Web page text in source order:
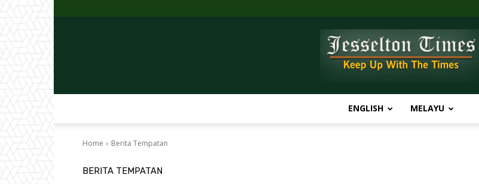
ENGLISH MELAYU
Home Berita Tempatan
BERITA TEMPATAN